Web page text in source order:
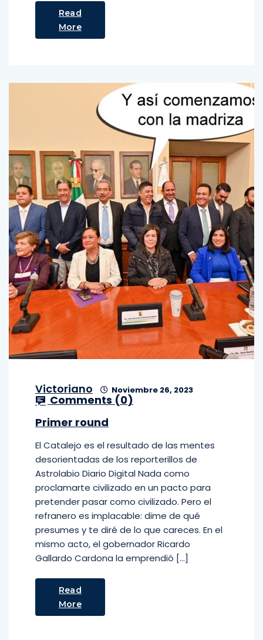
Read
More
Victoriano Noviembre 26, 2023
Comments (0)
Primer round
El Catalejo es el resultado de las mentes
desorientadas de los reporterillos de
Astrolabio Diario Digital Nada como
proclamarte civilizado en un pacto para
pretender pasar como civilizado. Pero el
refranero es implacable: dime de qué
presumes y te diré de lo que careces. En el
mismo acto, el gobernador Ricardo
Gallardo Cardona la emprendió […]
Read
More